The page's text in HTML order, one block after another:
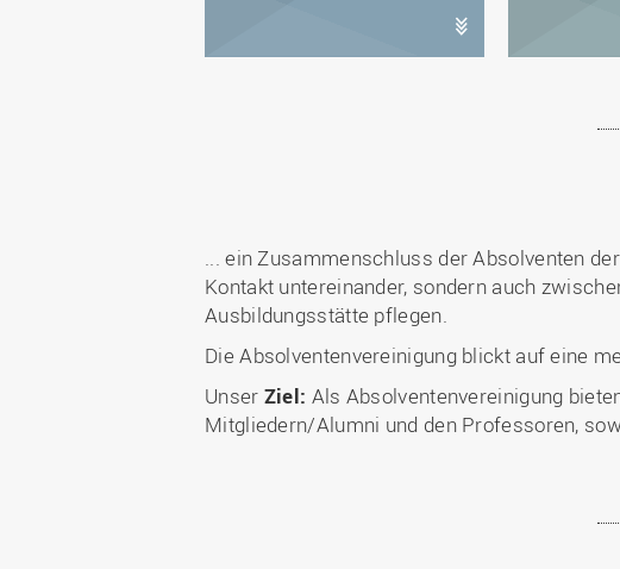
... ein Zusammenschluss der Absolventen
Kontakt untereinander, sondern auch
Ausbildungsstätte pflegen.
Die Absolventenvereinigung blickt auf eine
Unser Ziel: Als Absolventenvereinigung
Mitgliedern/Alumni und den Professoren,